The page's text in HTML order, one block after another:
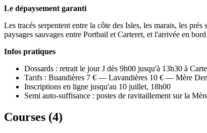
Le dépaysement garanti
Les tracés serpentent entre la côte des Isles, les marais, les
paysages sauvages entre Portbail et Carteret, et l'arrivée en
Infos pratiques
Dossards : retrait le jour J dès 9h00 jusqu'à 13h30 à
Tarifs : Buandières 7 € — Lavandières 10 € — Mère
Inscriptions en ligne jusqu'au 10 juillet, 18h00
Semi auto-suffisance : postes de ravitaillement sur la
Courses (4)